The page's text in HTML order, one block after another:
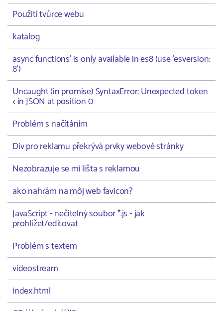
Použití tvůrce webu
katalog
async functions' is only available in es8 (use 'esversion:
8')
Uncaught (in promise) SyntaxError: Unexpected token
< in JSON at position 0
Problém s načítáním
Div pro reklamu překrývá prvky webové stránky
Nezobrazuje se mi lišta s reklamou
ako nahrám na môj web favicon?
JavaScript - nečitelný soubor *.js - jak
prohlížet/editovat
Problém s textem
videostream
index.html